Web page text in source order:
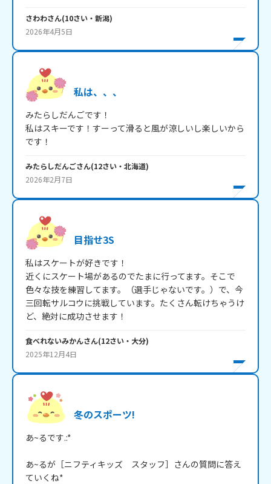
さわわさん(10さい・ 新潟)
2026年4月5日
私は、、、
みたらしだんごです！
私はスキーです！すーって滑ると風が涼しいし楽しいから
です！
みたらしだんごさん(12さい・ 北海道)
2026年2月7日
目指せ3S
私はスケートが好きです！
近くにスケート場があるのでたまに行ってます。そこで
色々な技を練習してます。（選手じゃないです。）で、今
三回転サルコウに挑戦しています。たくさん転けちゃうけ
ど、絶対に成功させます！
食べれないみかんさん(12さい・ 大分)
2025年12月4日
冬のスポーツ!
あ~るです.:*
あ~るが［ニフティキッズ　スタッフ］さんの質問に答え
ていくね*